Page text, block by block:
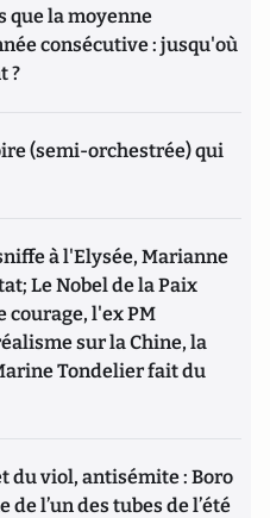
que la moyenne
consécutive : jusqu'où
?
(semi-orchestrée) qui
à l'Elysée, Marianne
Le Nobel de la Paix
courage, l'ex PM
sur la Chine, la
Tondelier fait du
du viol, antisémite : Boro
l’un des tubes de l’été